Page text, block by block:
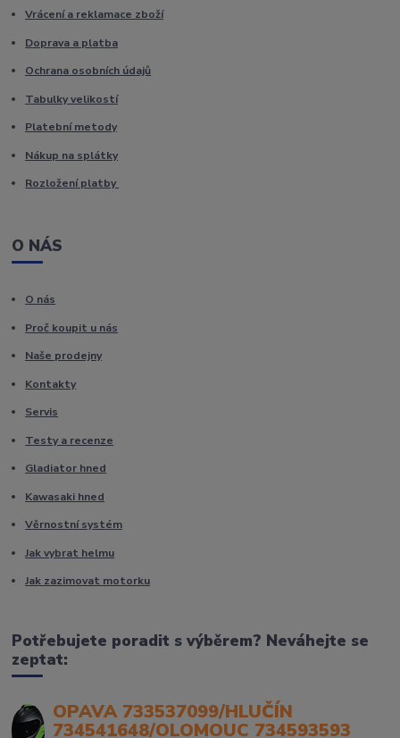
Vrácení a reklamace zboží
Doprava a platba
Ochrana osobních údajů
Tabulky velikostí
Platební metody
Nákup na splátky
Rozložení platby
O NÁS
O nás
Proč koupit u nás
Naše prodejny
Kontakty
Servis
Testy a recenze
Gladiator hned
Kawasaki hned
Věrnostní systém
Jak vybrat helmu
Jak zazimovat motorku
Potřebujete poradit s výběrem? Neváhejte se
zeptat:
OPAVA 733537099/HLUČÍN
734541648/OLOMOUC 734593593